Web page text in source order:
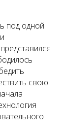
под одной
свою